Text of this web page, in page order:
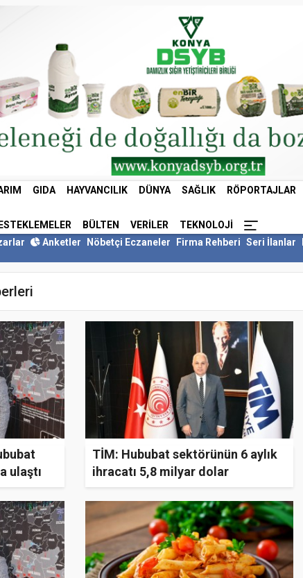
GIDA HAYVANCILIK DÜNYA SAĞLIK RÖPORTAJLAR
BÜLTEN VERILER
TEKNOLOJI
Anketler Nöbetçi Eczaneler Firma Rehberi Seri İlanlar
ulaştı
TİM: Hububat sektörünün 6 aylık
ihracatı 5,8 milyar dolar